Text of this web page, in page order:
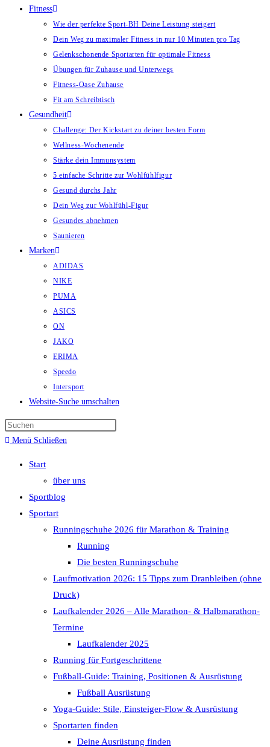
Fitness
Wie der perfekte Sport-BH Deine Leistung steigert
Dein Weg zu maximaler Fitness in nur 10 Minuten pro Tag
Gelenkschonende Sportarten für optimale Fitness
Übungen für Zuhause und Unterwegs
Fitness-Oase Zuhause
Fit am Schreibtisch
Gesundheit
Challenge: Der Kickstart zu deiner besten Form
Wellness-Wochenende
Stärke dein Immunsystem
5 einfache Schritte zur Wohlfühlfigur
Gesund durchs Jahr
Dein Weg zur Wohlfühl-Figur
Gesundes abnehmen
Saunieren
Marken
ADIDAS
NIKE
PUMA
ASICS
ON
JAKO
ERIMA
Speedo
Intersport
Website-Suche umschalten
Menü Schließen
Start
über uns
Sportblog
Sportart
Runningschuhe 2026 für Marathon & Training
Running
Die besten Runningschuhe
Laufmotivation 2026: 15 Tipps zum Dranbleiben (ohne
Druck)
Laufkalender 2026 – Alle Marathon- & Halbmarathon-
Termine
Laufkalender 2025
Running für Fortgeschrittene
Fußball-Guide: Training, Positionen & Ausrüstung
Fußball Ausrüstung
Yoga-Guide: Stile, Einsteiger-Flow & Ausrüstung
Sportarten finden
Deine Ausrüstung finden